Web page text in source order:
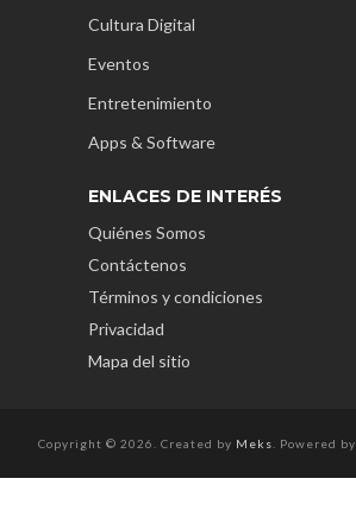
Cultura Digital
Eventos
Entretenimiento
Apps & Software
ENLACES DE INTERÉS
Quiénes Somos
Contáctenos
Términos y condiciones
Privacidad
Mapa del sitio
Copyright © 2026. Created by Meks . Powered by